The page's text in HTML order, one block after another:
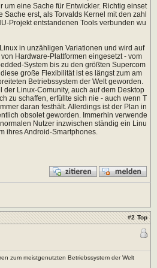
um eine Sache für Entwickler. Richtig einset
Sache erst, als Torvalds Kernel mit den zahl
Projekt entstandenen Tools verbunden wu
in unzähligen Variationen und wird auf
Hardware-Plattformen eingesetzt - vom
System bis zu den größten Supercom
große Flexibilität ist es längst zum am
Betriebssystem der Welt geworden.
der Linux-Comunity, auch auf dem Desktop
zu schaffen, erfüllte sich nie - auch wenn T
daran festhält. Allerdings ist der Plan in
obsolet geworden. Immerhin verwende
Nutzer inzwischen ständig ein Linu
ihres Android-Smartphones.
#2 Top
zum meistgenutzten Betriebssystem der Welt